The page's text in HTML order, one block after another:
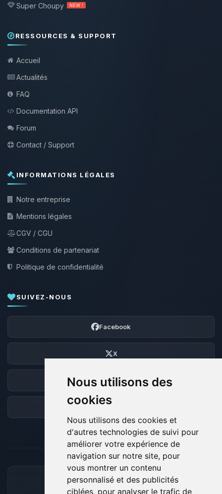
Nous utilisons des
cookies
Nous utilisons des cookies et
d'autres technologies de suivi pour
améliorer votre expérience de
navigation sur notre site, pour
vous montrer un contenu
personnalisé et des publicités
ciblées, pour analyser le trafic de
Super Choupy NEW !
RESSOURCES & SUPPORT
Accueil
Actualités
FAQ
Documentation API
Forum
Contact / Support
INFORMATIONS LÉGALES
Notre entreprise
Mentions légales
CGV / CGU
Conditions de partenariat
Politique de confidentialité
SUIVEZ-NOUS
Facebook
X
Discord
Forum
MOYENS DE PAIEMENT ACCEPTÉS